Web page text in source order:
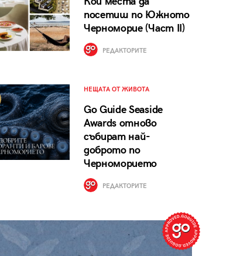
посетиш по Южното
Черноморие (Част II)
РЕДАКТОРИТЕ
НЕЩАТА ОТ ЖИВОТА
Go Guide Seaside
Awards отново
събират най-
доброто по
Черноморието
РЕДАКТОРИТЕ